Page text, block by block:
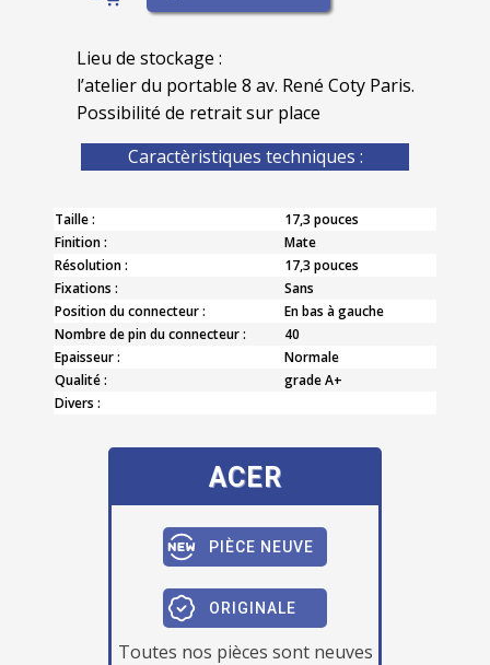
Lieu de stockage :
l’atelier du portable 8 av. René Coty Paris.
Possibilité de retrait sur place
Caractèristiques techniques :
Taille :
17,3 pouces
Finition :
Mate
Résolution :
17,3 pouces
Fixations :
Sans
Position du connecteur :
En bas à gauche
Nombre de pin du connecteur :
40
Epaisseur :
Normale
Qualité :
grade A+
Divers :
ACER
PIÈCE NEUVE
ORIGINALE
Toutes nos pièces sont neuves